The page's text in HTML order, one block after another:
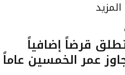
المزيد
قرضاً إضافياً